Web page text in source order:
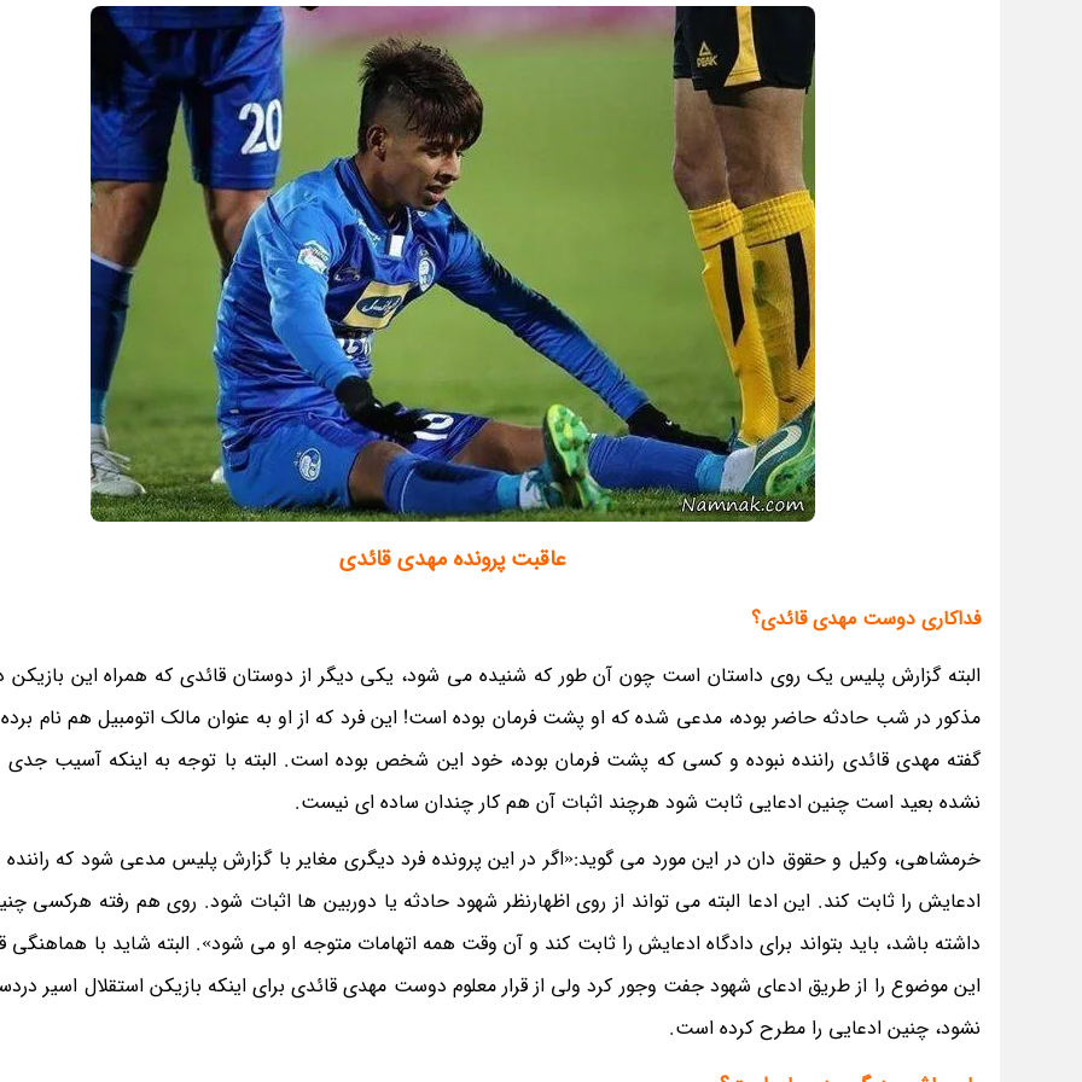
عاقبت پرونده مهدی قائدی
فداکاری دوست مهدی قائدی؟
البته گزارش پلیس یک روی داستان است چون آن طور که شنیده می شود، یکی دیگر از دوستان قائدی که همراه این بازیکن
مذکور در شب حادثه حاضر بوده، مدعی شده که او پشت فرمان بوده است! این فرد که از او به عنوان مالک اتومبیل هم نام
گفته مهدی قائدی راننده نبوده و کسی که پشت فرمان بوده، خود این شخص بوده است. البته با توجه به اینکه آسیب جدی
نشده بعید است چنین ادعایی ثابت شود هرچند اثبات آن هم کار چندان ساده ای نیست.
خرمشاهی، وکیل و حقوق دان در این مورد می گوید:«اگر در این پرونده فرد دیگری مغایر با گزارش پلیس مدعی شود که راننده
ادعایش را ثابت کند. این ادعا البته می تواند از روی اظهارنظر شهود حادثه یا دوربین ها اثبات شود. روی هم رفته هرکسی
داشته باشد، باید بتواند برای دادگاه ادعایش را ثابت کند و آن وقت همه اتهامات متوجه او می شود». البته شاید با هماهنگی
این موضوع را از طریق ادعای شهود جفت وجور کرد ولی از قرار معلوم دوست مهدی قائدی برای اینکه بازیکن استقلال اسیر
نشود، چنین ادعایی را مطرح کرده است.